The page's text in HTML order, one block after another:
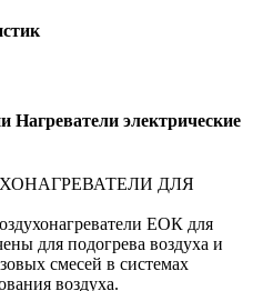
электрические
ДЛЯ
ЕОК для
для подогрева воздуха и
смесей в системах
воздуха.